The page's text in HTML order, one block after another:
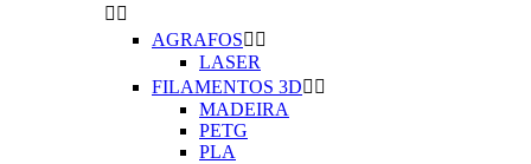
 
AGRAFOS 
LASER
FILAMENTOS 3D 
MADEIRA
PETG
PLA